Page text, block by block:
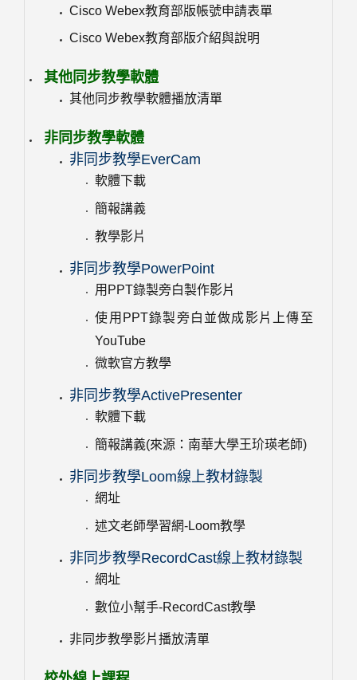
Cisco Webex教育部版帳號申請表單
Cisco Webex教育部版介紹與說明
其他同步教學軟體
其他同步教學軟體播放清單
非同步教學軟體
非同步教學EverCam
軟體下載
簡報講義
教學影片
非同步教學PowerPoint
用PPT錄製旁白製作影片
使用PPT錄製旁白並做成影片上傳至
YouTube
微軟官方教學
非同步教學ActivePresenter
軟體下載
簡報講義(來源：南華大學王玠瑛老師)
非同步教學Loom線上教材錄製
網址
述文老師學習網-Loom教學
非同步教學RecordCast線上教材錄製
網址
數位小幫手-RecordCast教學
非同步教學影片播放清單